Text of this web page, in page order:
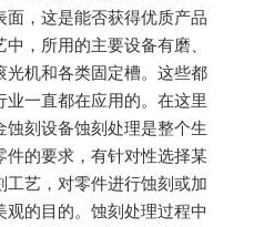
面，这是能否获得优质产品
，所用的主要设备有磨、
光机和各类固定槽。这些都
一直都在应用的。在这里
刻设备蚀刻处理是整个生
件的要求，有针对性选择某
艺，对零件进行蚀刻或加
的目的。蚀刻处理过程中